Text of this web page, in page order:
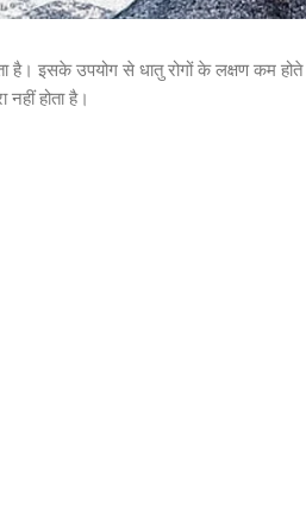
है। इसके उपयोग से धातु रोगों के लक्षण कम
होता है।